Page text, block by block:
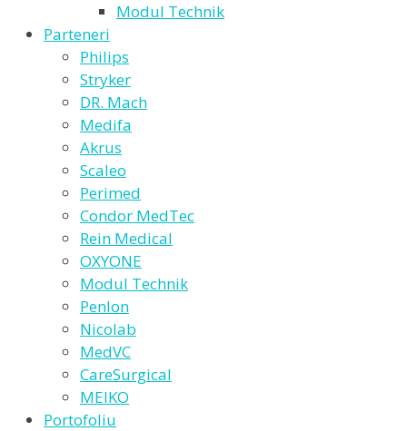
Modul Technik
Parteneri
Philips
Stryker
DR. Mach
Medifa
Akrus
Scaleo
Perimed
Condor MedTec
Rein Medical
OXYONE
Modul Technik
Penlon
Nicolab
MedVC
CareSurgical
MEIKO
Portofoliu